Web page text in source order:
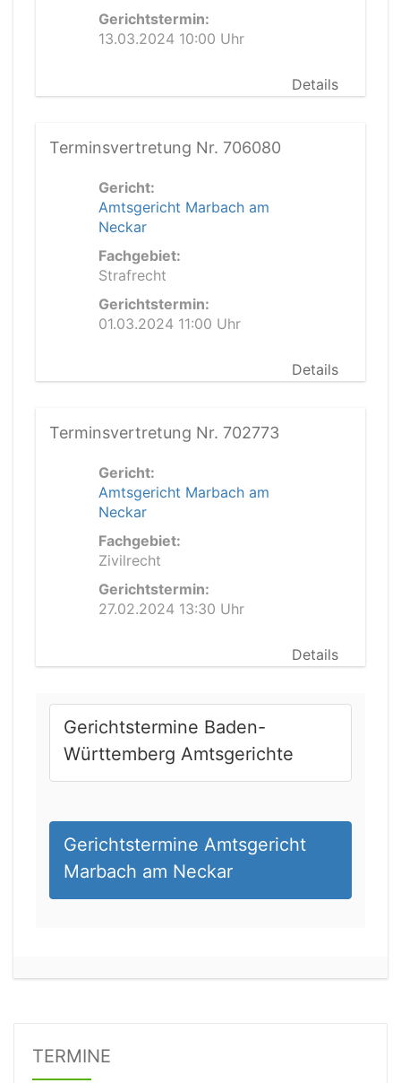
Gerichtstermin:
13.03.2024 10:00 Uhr
Details
Terminsvertretung Nr. 706080
Gericht:
Amtsgericht Marbach am
Neckar
Fachgebiet:
Strafrecht
Gerichtstermin:
01.03.2024 11:00 Uhr
Details
Terminsvertretung Nr. 702773
Gericht:
Amtsgericht Marbach am
Neckar
Fachgebiet:
Zivilrecht
Gerichtstermin:
27.02.2024 13:30 Uhr
Details
Gerichtstermine Baden-
Württemberg Amtsgerichte
Gerichtstermine Amtsgericht
Marbach am Neckar
TERMINE
Amtsgericht Unna
21.08.2026 15:00 Uhr
Amtsgericht Stuttgart